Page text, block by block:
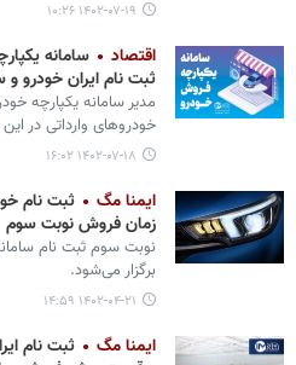
۱۴۰۲-۰۷-۱۹ ۱۰:۲۶
اقتصاد
سامانه
ثبت نام ایران خودرو و
مدیر سامانه یکپارچه
خودروهای وارداتی در
۱۴۰۲-۰۷-۱۸ ۱۶:۰۲
ایمنا مگ
زمان فروش نوبت سوم
برگزار می‌شود.
۱۴۰۲-۰۴-۲۱ ۱۴:۵۹
ایمنا مگ